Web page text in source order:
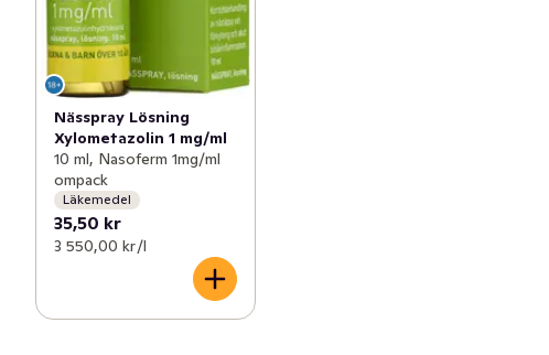
Nässpray Lösning
Xylometazolin 1 mg/ml
10 ml, Nasoferm 1mg/ml
ompack
Läkemedel
35,50 kr
3 550,00 kr /l